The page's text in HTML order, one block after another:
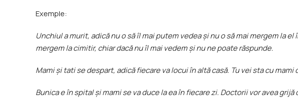
Exemple:
Unchiul a murit, adică nu o să îl mai putem vedea și nu o să mai mergem la
mergem la cimitir, chiar dacă nu îl mai vedem și nu ne poate răspunde.
Mami și tati se despart, adică fiecare va locui în altă casă. Tu vei sta cu mami
Bunica e în spital și mami se va duce la ea în fiecare zi. Doctorii vor avea